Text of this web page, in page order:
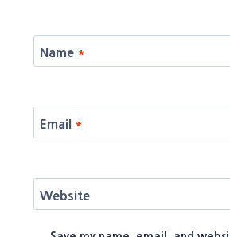
Name *
Email *
Website